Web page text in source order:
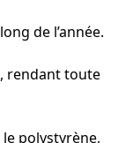
de l’année.
rendant toute
polystyrène,